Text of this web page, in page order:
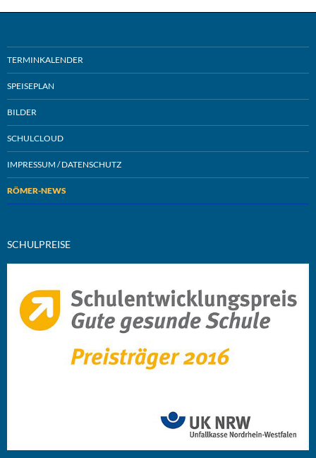
TERMINKALENDER
SPEISEPLAN
BILDER
SCHULCLOUD
IMPRESSUM / DATENSCHUTZ
RÖMER-NEWS
SCHULPREISE